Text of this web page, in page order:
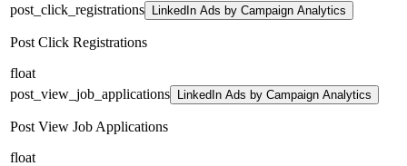
post_click_registrations
LinkedIn Ads by Campaign Analytics
Post Click Registrations
float
post_view_job_applications
LinkedIn Ads by Campaign Analytics
Post View Job Applications
float